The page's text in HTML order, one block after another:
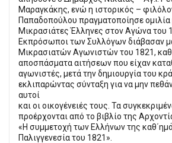
Μαραγκάκης, ενώ η ιστορικός –
Παπαδοπούλου πραγματοποίησε ομιλία
Μικρασιάτες Έλληνες στον Αγώνα του
Εκπρόσωποι των Συλλόγων διάβασαν
Μικρασιατών Αγωνιστών του 1821,
αποσπάσματα αιτήσεων που είχαν
αγωνιστές, μετά την δημιουργία του
εκλιπαρώντας σύνταξη για να μην
αυτοί
και οι οικογένειές τους. Τα
προέρχονται από το βιβλίο της
«Η συμμετοχή των Ελλήνων της
Παλιγγενεσία του 1821».